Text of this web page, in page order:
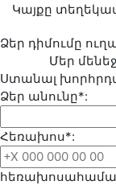
Կայքը
Ձեր դիմումը
Մեր
Ստանալ
Ձեր անունը*:
Հեռախոս*: